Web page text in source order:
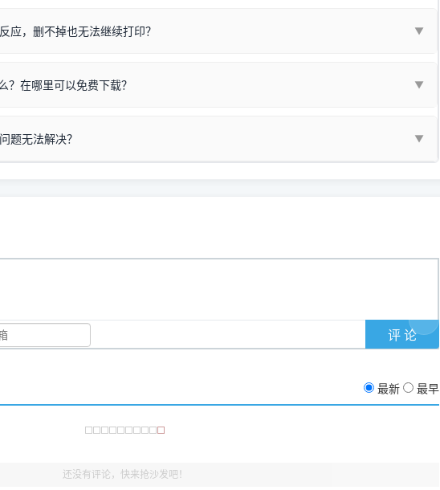
等属于同系列，官方驱动名称通常显示为
印机驱动。本站提供的驱动都是站长在实战中高频使用的，要是驱动有错或者不能用，
管理器内没有黄色感叹号，且打印测试能正常出纸，就说明已经完美兼容，无需纠
的图标或按键；
将其配置为网络打印模式。如果没有，再采用USB局域网共享方案。
件可直接将传统USB打印机升级为独立网络打
位数与架构类型。
快速地查看到当前的操作系统版本以及系统架构。
是搭载骁龙处理器的超薄本、Surface Pro X等 Windows ARM 系统设备，普通的
官方寻求专门的 ARM 专用驱动。普通电脑用户请忽略本条。
应，删不掉也无法继续打印？ ▼
左侧「安装维护」
统工具模块下，点击【清空打印任务】按钮，软件将自动安全停止后台服务、彻底
在哪里可以免费下载？ ▼
卡死、无法删除的打印队列；
硬件端口；
题无法解决？ ▼
最新 最早
还没有评论，快来抢沙发吧！